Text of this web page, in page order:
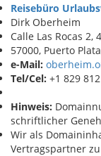
Reisebüro
Dirk Oberheim
Calle Las Rocas 2,
57000, Puerto
e-Mail:
Tel/Cel: +1 829
Hinweis:
schriftlicher
Wir als
Vertragspartner